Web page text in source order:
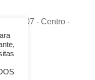
306/307 - Centro -